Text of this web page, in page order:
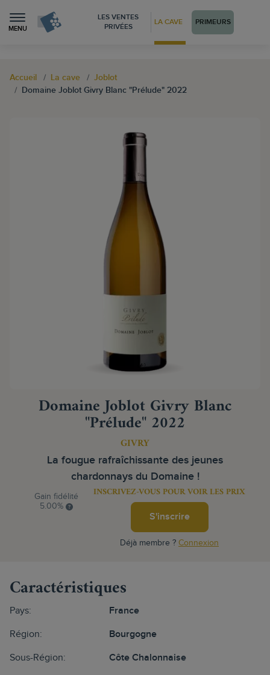
MENU
LES VENTES
PRIVÉES
LA CAVE PRIMEURS
Accueil La cave
Joblot
Domaine Joblot Givry Blanc "Prélude" 2022
Domaine Joblot Givry Blanc
"Prélude" 2022
GIVRY
La fougue rafraîchissante des jeunes
chardonnays du Domaine !
Gain fidélité
5.00%
INSCRIVEZ-VOUS POUR VOIR LES PRIX
S'inscrire
Déjà membre ? Connexion
Caractéristiques
Pays: France
Région: Bourgogne
Sous-Région: Côte Chalonnaise